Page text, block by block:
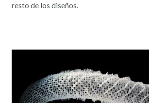
resto de los diseños.